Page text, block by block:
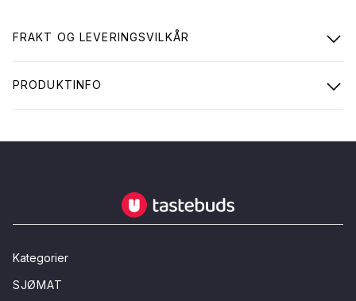
FRAKT OG LEVERINGSVILKÅR
PRODUKTINFO
Tastebuds - Lokalmat rett hjem
Kategorier
SJØMAT